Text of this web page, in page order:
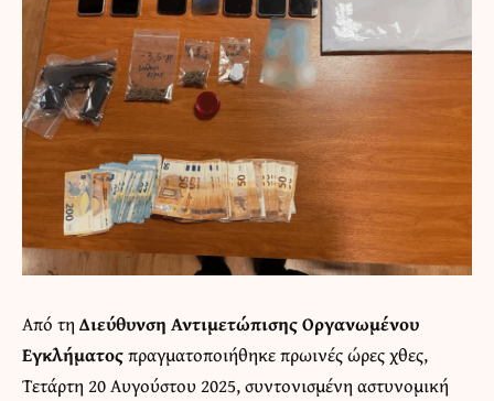
Από τη Διεύθυνση Αντιμετώπισης Οργανωμένου
Εγκλήματοςπραγματοποιήθηκε πρωινές ώρες χθες,
Τετάρτη 20 Αυγούστου 2025, συντονισμένη αστυνομική